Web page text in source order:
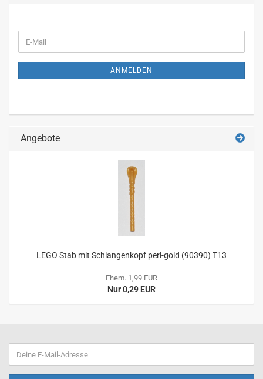
ZUR
E-
Mail
ANMELDEN
Angebote
LEGO Stab mit Schlangenkopf perl-gold (90390) T13
Ehem. 1,99 EUR
Nur 0,29 EUR